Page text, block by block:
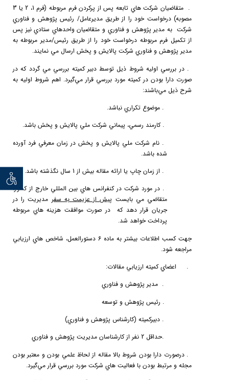
توان
متقاضيان شركت هاي تابعه پس از پركردن فرم مربوطه (فرم 1، 2 يا 3
مصوبه) درخواست خود را از طريق مديرعامل/ رئيس پژوهش و فناوري
شركت به مدير پژوهش و فناوري و متقاضيان واحدهاي ستادي نيز پس
از تكميل فرم مربوطه درخواست خود را از طريق رئيس/مدير مربوطه به
مدير پژوهش و فناوري شركت پالايش و پخش ارسال مي نمايند.
در بررسي اوليه شروط ذيل توسط دبير كميته بررسي مي گردد كه در
صورت دارا بودن در كميته مورد بررسي قرار مي‌گيرد. اهم شروط اوليه به
شرح ذيل مي‌باشند:
موضوع تكراري نباشد.
كارمند رسمي، پيماني شركت ملي پالايش و پخش باشد.
نام شركت ملي پالايش و پخش در زمان معرفي فرد آورده
شده باشد.
از زمان چاپ يا ارائه مقاله بيش از 1 سال نگذشته باشد.
در مورد شركت در كنفرانس هاي بين المللي خارج از كشور،
متقاضي مي بايست پيش از عزيمت به سفر مديريت را در
جريان قرار دهد كه در صورت موافقت هزينه هاي مربوطه
پرداخت خواهد شد.
جهت كسب اطلاعات بيشتر به ماده 6 دستورالعمل، شاخص هاي ارزيابي
مراجعه شود.
اعضاي كميته ارزيابي مقالات:
مدير پژوهش و فناوري
رئيس پژوهش و توسعه
دبيركميته (كارشناس پژوهش و فناوري)
حداقل 2 نفر از كارشناسان مديريت پژوهش و فناوري
درصورت دارا بودن شروط بالا مقاله از لحاظ علمي بودن و معتبر بودن
مجله و مرتبط بودن با فعاليت هاي شركت مورد بررسي قرار مي‌گيرد.